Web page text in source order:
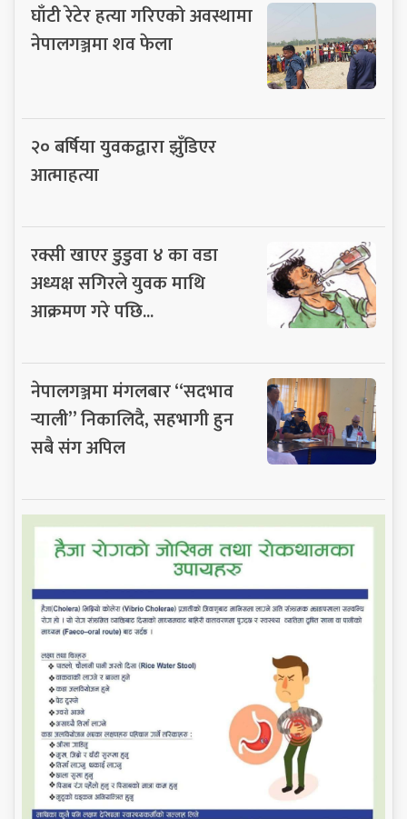
घाँटी रेटेर हत्या गरिएको अवस्थामा
नेपालगञ्जमा शव फेला
२० बर्षिया युवकद्वारा झुँडिएर
आत्माहत्या
रक्सी खाएर डुडुवा ४ का वडा
अध्यक्ष सगिरले युवक माथि
आक्रमण गरे पछि...
नेपालगञ्जमा मंगलबार “सदभाव
र्‍याली” निकालिदै, सहभागी हुन
सबै संग अपिल